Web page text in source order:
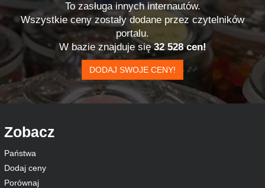
To zasługa innych internautów.
Wszystkie ceny zostały dodane przez czytelników
portalu.
W bazie znajduje się32 528 cen!
DODAJ SWOJE CENY!
Zobacz
Państwa
Dodaj ceny
Porównaj